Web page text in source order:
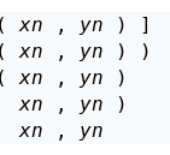
xn , yn ) ]
xn , yn ) )
xn , yn )
xn , yn )
xn , yn